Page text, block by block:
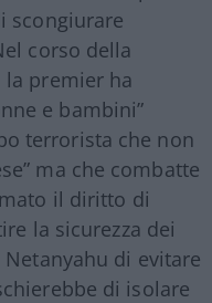
scongiurare
corso della
la premier ha
e bambini”
terrorista che non
ma che combatte
il diritto di
la sicurezza dei
di evitare
di isolare